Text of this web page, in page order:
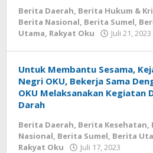
Berita Daerah, Berita Hukum &
Berita Nasional, Berita Sumel,
Utama, Rakyat Oku Juli 21, 2023
Untuk Membantu Sesama,
Negri OKU, Bekerja Sama
OKU Melaksanakan Kegiatan
Darah
Berita Daerah, Berita Kesehatan,
Nasional, Berita Sumel, Berita
Rakyat Oku
Juli 17, 2023